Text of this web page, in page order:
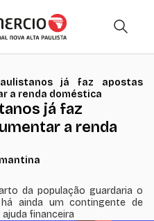
já faz apostas
a renda doméstica
já faz
a renda
da população guardaria o
ainda um contingente de
financeira